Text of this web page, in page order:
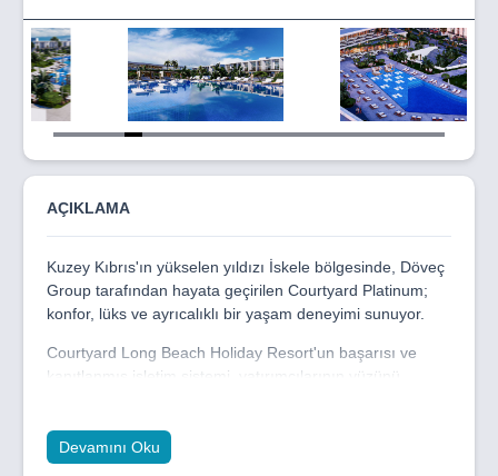
5
of
AÇIKLAMA
Kuzey Kıbrıs'ın yükselen yıldızı İskele bölgesinde, Döveç
Group tarafından hayata geçirilen Courtyard Platinum;
konfor, lüks ve ayrıcalıklı bir yaşam deneyimi sunuyor.
Courtyard Long Beach Holiday Resort'un başarısı ve
kanıtlanmış işletim sistemi, yatırımcılarının yüzünü
üst seviyeye çıkarmaya,daha etkileyici ve yine ayni
derecede yoğun talep görecek bir proje yaratmaya teşvik
Devamını Oku